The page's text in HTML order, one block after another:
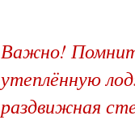
Важно!
утеплённую
раздвижная